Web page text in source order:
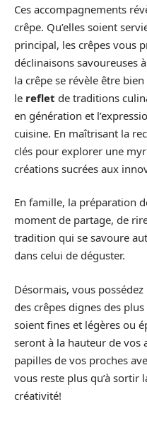
Ces accompagnements
crêpe. Qu’elles soient
principal, les crêpes vous
déclinaisons savoureuses
la crêpe se révèle être
le reflet de traditions
en génération et
cuisine. En maîtrisant la
clés pour explorer une
créations sucrées aux
En famille, la préparation
moment de partage, de
tradition qui se savoure
dans celui de déguster.
Désormais, vous
des crêpes dignes des
soient fines et légères ou
seront à la hauteur de vos
papilles de vos proches
vous reste plus qu’à sortir
créativité!